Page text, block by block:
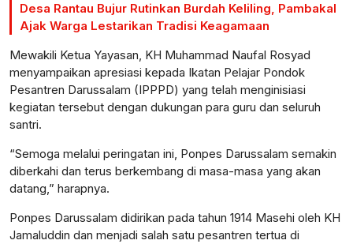
Desa Rantau Bujur Rutinkan Burdah Keliling, Pambakal
Ajak Warga Lestarikan Tradisi Keagamaan
Mewakili Ketua Yayasan, KH Muhammad Naufal Rosyad
menyampaikan apresiasi kepada Ikatan Pelajar Pondok
Pesantren Darussalam (IPPPD) yang telah menginisiasi
kegiatan tersebut dengan dukungan para guru dan seluruh
santri.
“Semoga melalui peringatan ini, Ponpes Darussalam semakin
diberkahi dan terus berkembang di masa-masa yang akan
datang,” harapnya.
Ponpes Darussalam didirikan pada tahun 1914 Masehi oleh KH
Jamaluddin dan menjadi salah satu pesantren tertua di